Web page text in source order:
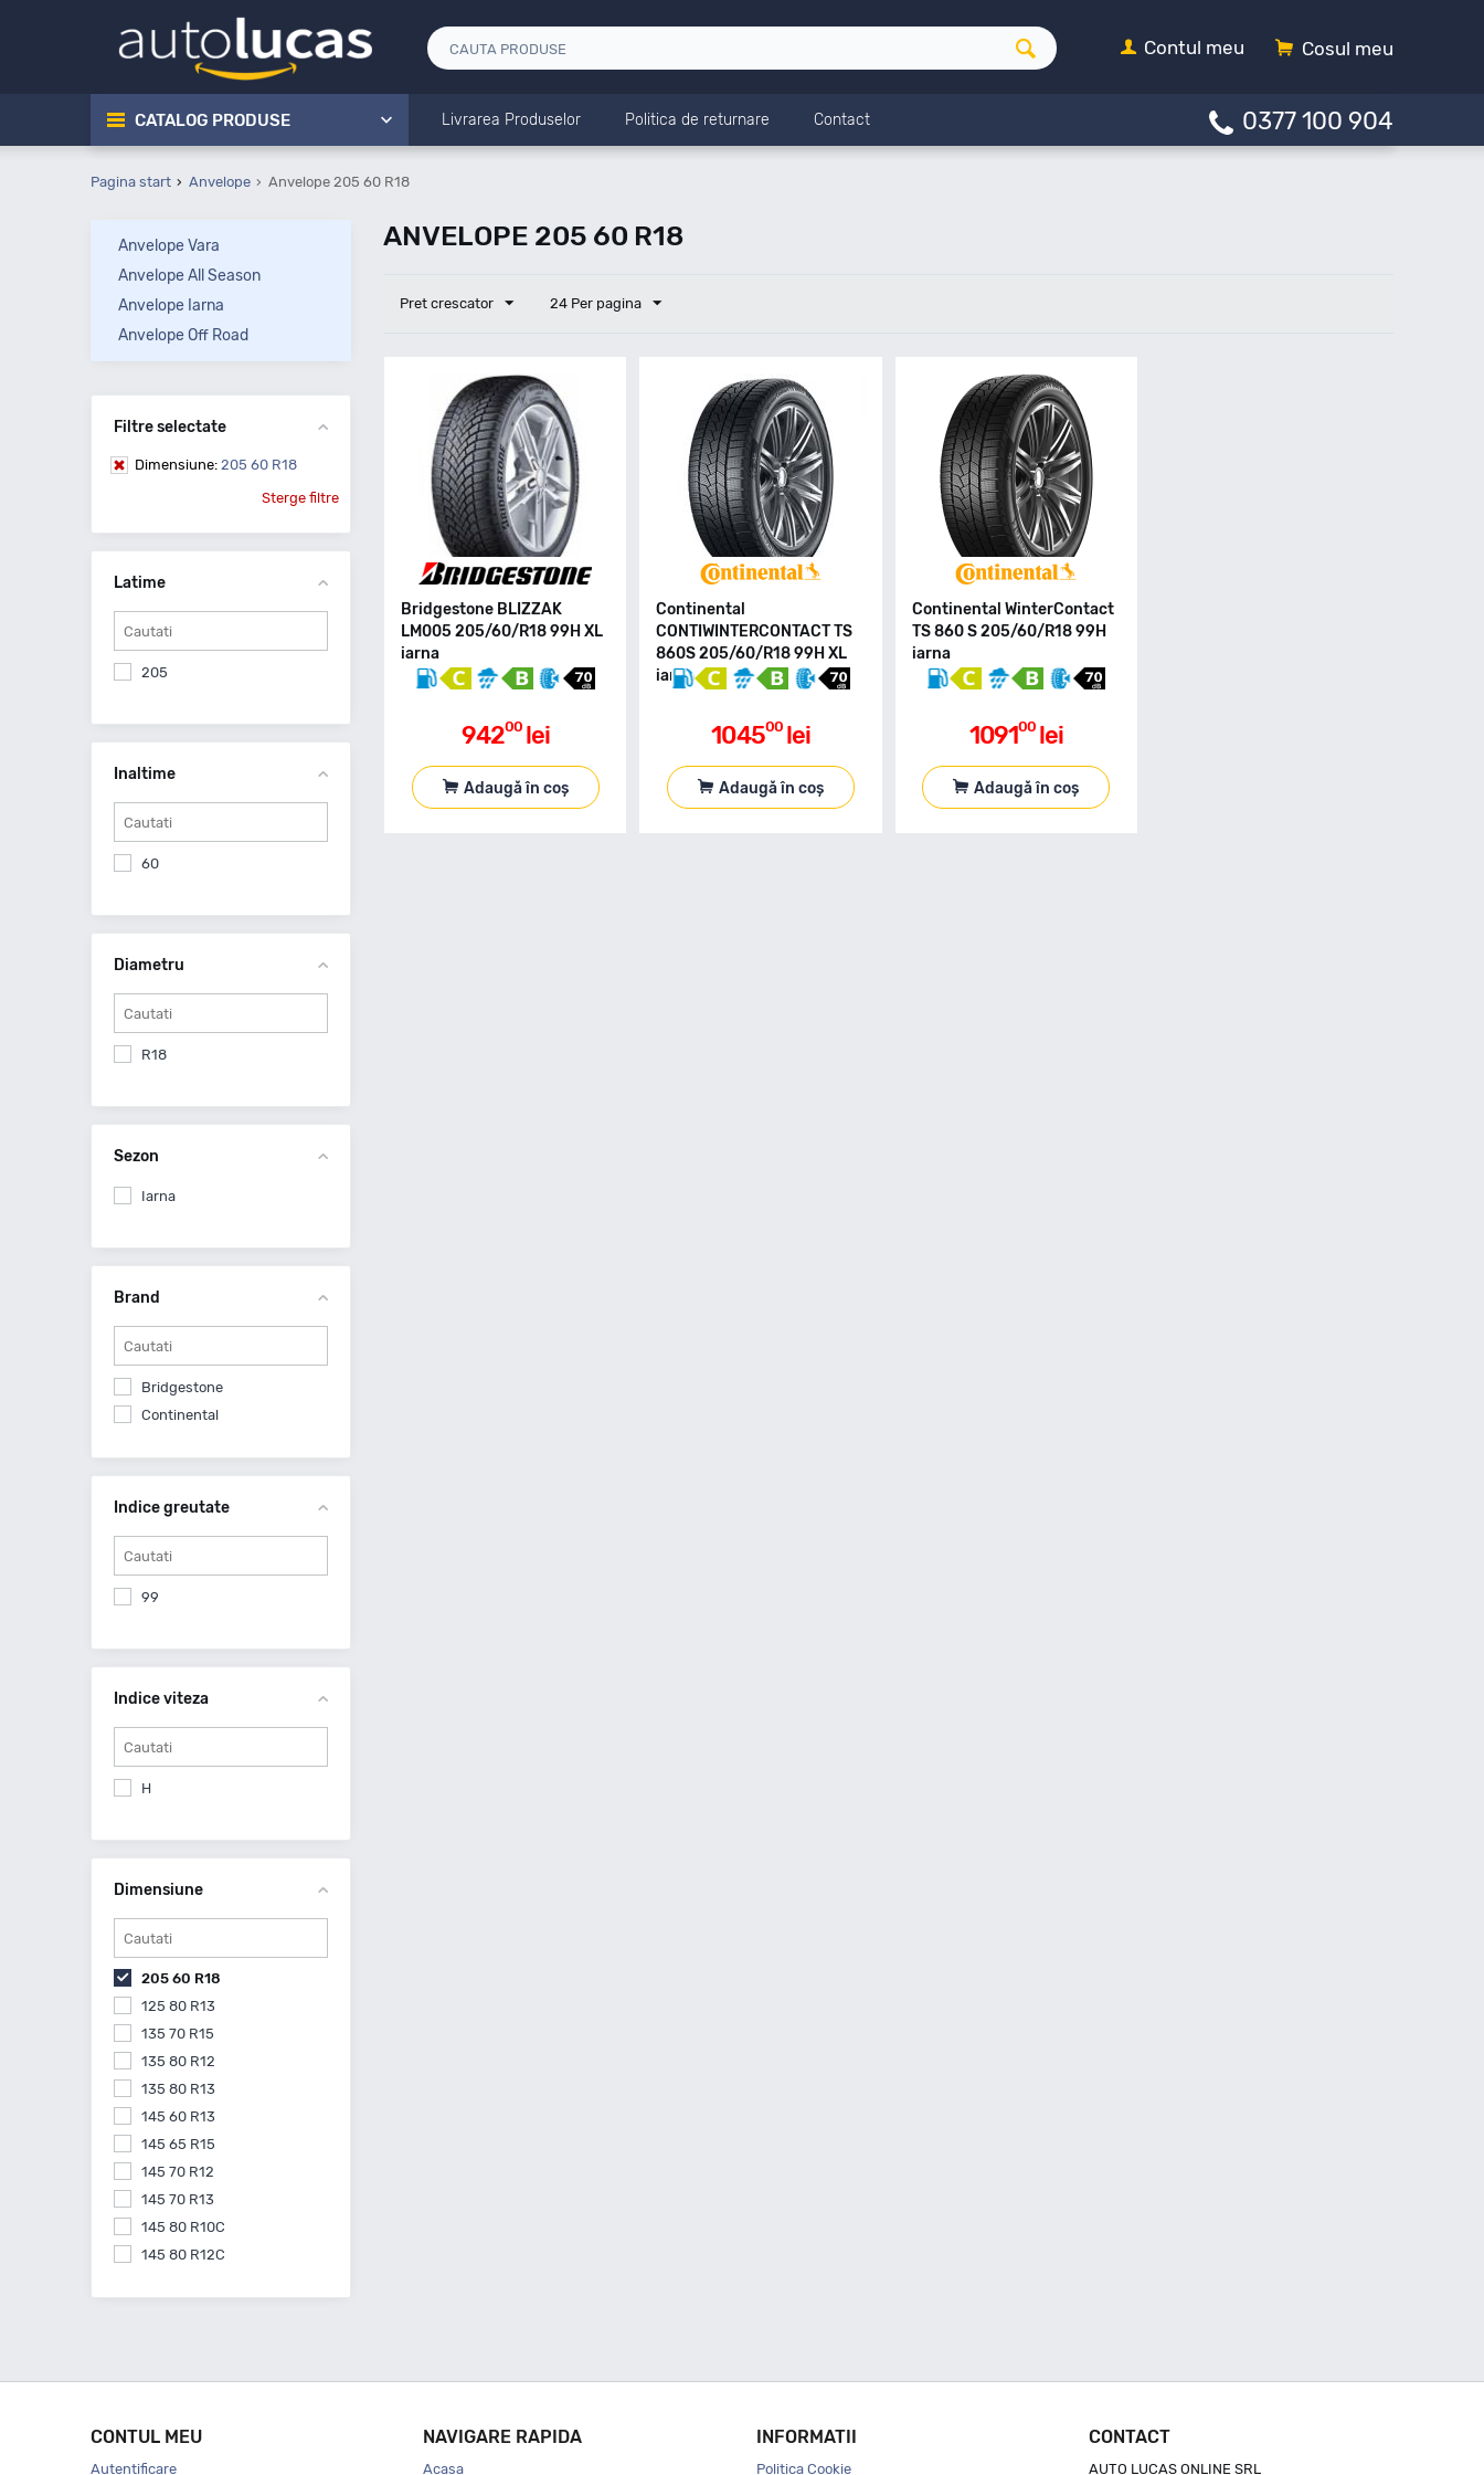
Cosul meu
Contul meu
CATALOG PRODUSE Livrarea Produselor Politica de returnare Contact 0377 100 904
Pagina start Anvelope Anvelope 205 60 R18
ANVELOPE 205 60 R18
Pret crescator 24 Per pagina
Bridgestone BLIZZAK
LM005 205/60/R18 99H XL
iarna
94200 lei
Adaugă în coș
Continental
CONTIWINTERCONTACT TS
860S 205/60/R18 99H XL
iarna
104500 lei
Adaugă în coș
Continental WinterContact
TS 860 S 205/60/R18 99H
iarna
109100 lei
Adaugă în coș
Anvelope Vara
Anvelope All Season
Anvelope Iarna
Anvelope Off Road
Filtre selectate
Dimensiune: 205 60 R18
Sterge filtre
Latime
205
Inaltime
60
Diametru
R18
Sezon
Iarna
Brand
Bridgestone
Continental
Indice greutate
99
Indice viteza
H
Dimensiune
205 60 R18
125 80 R13
135 70 R15
135 80 R12
135 80 R13
145 60 R13
145 65 R15
145 70 R12
145 70 R13
145 80 R10C
145 80 R12C
155 65 R14
CONTUL MEU
Autentificare
NAVIGARE RAPIDA
Acasa
INFORMATII
Politica Cookie
CONTACT
AUTO LUCAS ONLINE SRL